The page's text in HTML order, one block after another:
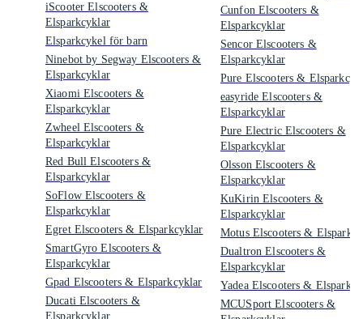
iScooter Elscooters &
Elsparkcyklar
Elsparkcykel för barn
Ninebot by Segway Elscooters &
Elsparkcyklar
Xiaomi Elscooters &
Elsparkcyklar
Zwheel Elscooters &
Elsparkcyklar
Red Bull Elscooters &
Elsparkcyklar
SoFlow Elscooters &
Elsparkcyklar
Egret Elscooters & Elsparkcyklar
SmartGyro Elscooters &
Elsparkcyklar
Gpad Elscooters & Elsparkcyklar
Ducati Elscooters &
Elsparkcyklar
Cunfon Elscooters &
Elsparkcyklar
Sencor Elscooters &
Elsparkcyklar
Pure Elscooters &
easyride Elscooters &
Elsparkcyklar
Pure Electric Elscooters &
Elsparkcyklar
Olsson Elscooters &
Elsparkcyklar
KuKirin Elscooters &
Elsparkcyklar
Motus Elscooters &
Dualtron Elscooters &
Elsparkcyklar
Yadea Elscooters &
MCUSport Elscooters &